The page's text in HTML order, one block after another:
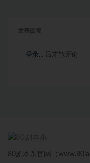
登录... 后才能评论
80剧本杀官网（